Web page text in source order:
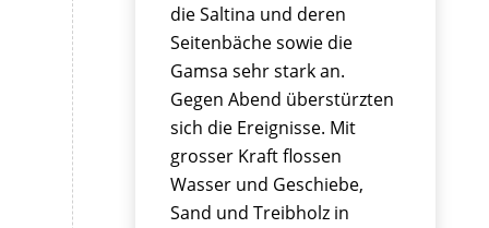
die Saltina und deren
Seitenbäche sowie die
Gamsa sehr stark an.
Gegen Abend überstürzten
sich die Ereignisse. Mit
grosser Kraft flossen
Wasser und Geschiebe,
Sand und Treibholz in